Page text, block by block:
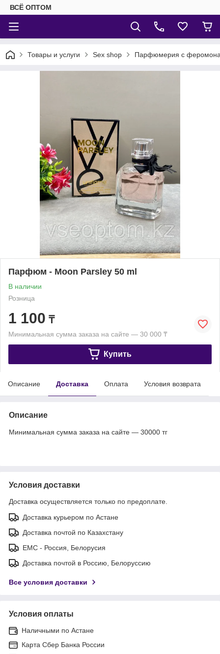
ВСЁ ОПТОМ
Товары и услуги Sex shop Парфюмерия с
Парфюм - Moon Parsley 50 ml
В наличии
Розница
1 100 ₸
Минимальная сумма заказа на сайте — 30 000 ₸
Купить
Описание Доставка Оплата Условия возврата
Описание
Минимальная сумма заказа на сайте — 30000 тг
Условия доставки
Доставка осуществляется только по предоплате.
Доставка курьером по Астане
Доставка почтой по Казахстану
ЕМС - Россия, Белорусия
Доставка почтой в Россию, Белоруссию
Все условия доставки
Условия оплаты
Наличными по Астане
Карта Сбер Банка России